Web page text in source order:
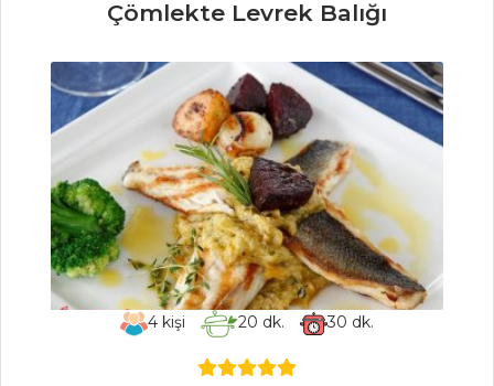
MEZELER
Pancar Turşulu
Süzme Yoğurt
Antep Usulü
Yeşil Zeytin Piyazı
Zeytinli Tapas
Mezeler Tüm
Tarifleri
Çömlekte Levrek Balığı
4kişi 20 dk. 30 dk.